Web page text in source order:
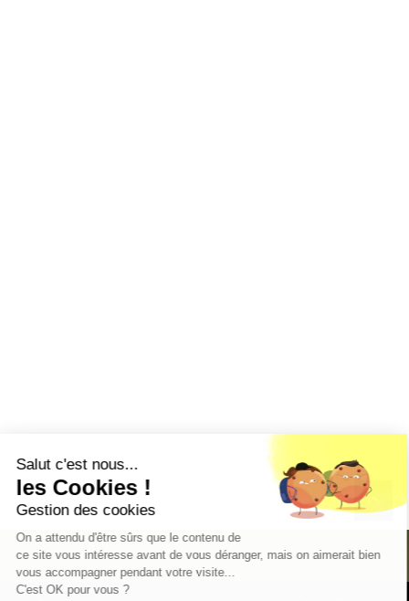
ACCUEIL
keyboard_arrow_up
Salut c'est nous...
les Cookies !
Gestion des cookies
On a attendu d'être sûrs que le contenu de
ce site vous intéresse avant de vous déranger, mais on aimerait bien
vous accompagner pendant votre visite...
C'est OK pour vous ?